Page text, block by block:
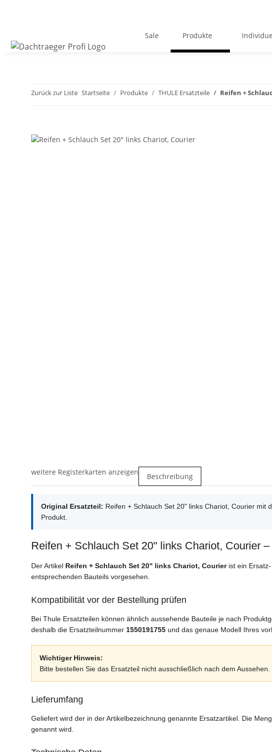
Sale Produkte
Zurück zur Liste Startseite Produkte THULE Ersatzteile Reifen +
weitere Registerkarten anzeigen Beschreibung
Original Ersatzteil: Reifen + Schlauch Set 20" links Chariot, Courier mit
Produkt.
Reifen + Schlauch Set 20" links Chariot, Courier
Der Artikel Reifen + Schlauch Set 20" links Chariot, Courierist ein Ersatz-
entsprechenden Bauteils vorgesehen.
Kompatibilität vor der Bestellung prüfen
Bei Thule Ersatzteilen können ähnlich aussehende Bauteile je nach
deshalb die Ersatzteilnummer 1550191755 und das genaue Modell Ihres
Wichtiger Hinweis:
Bitte bestellen Sie das Ersatzteil nicht ausschließlich nach dem
Lieferumfang
Geliefert wird der in der Artikelbezeichnung genannte Ersatzartikel. Die
genannt wird.